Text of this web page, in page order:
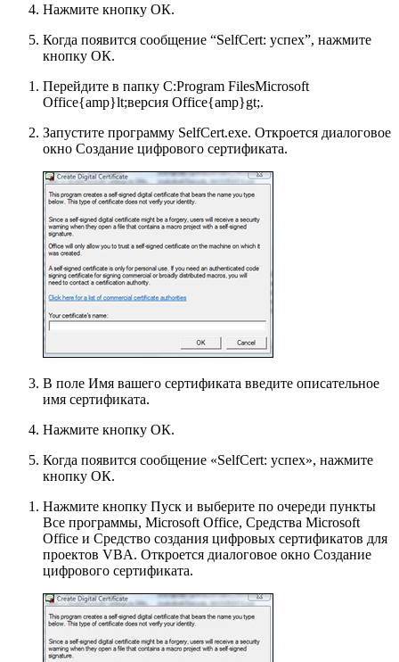
Нажмите кнопку ОК.
Когда появится сообщение “SelfCert: успех”, нажмите
кнопку ОК.
Перейдите в папку C:Program FilesMicrosoft
Office{amp}lt;версия Office{amp}gt;.
Запустите программу SelfCert.exe. Откроется диалоговое
окно Создание цифрового сертификата.
В поле Имя вашего сертификата введите описательное
имя сертификата.
Нажмите кнопку ОК.
Когда появится сообщение «SelfCert: успех», нажмите
кнопку ОК.
Нажмите кнопку Пуск и выберите по очереди пункты
Все программы, Microsoft Office, Средства Microsoft
Office и Средство создания цифровых сертификатов для
проектов VBA. Откроется диалоговое окно Создание
цифрового сертификата.